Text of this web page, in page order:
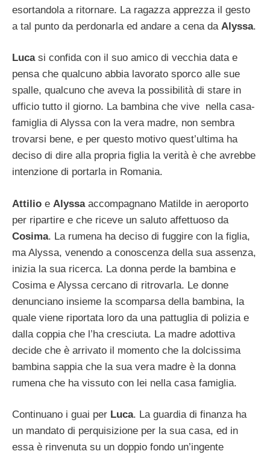
esortandola a ritornare. La ragazza apprezza il gesto
a tal punto da perdonarla ed andare a cena da Alyssa.
Lucasi confida con il suo amico di vecchia data e
pensa che qualcuno abbia lavorato sporco alle sue
spalle, qualcuno che aveva la possibilità di stare in
ufficio tutto il giorno. La bambina che vive nella casa-
famiglia di Alyssa con la vera madre, non sembra
trovarsi bene, e per questo motivo quest’ultima ha
deciso di dire alla propria figlia la verità è che avrebbe
intenzione di portarla in Romania.
Attilio e Alyssa accompagnano Matilde in aeroporto
per ripartire e che riceve un saluto affettuoso da
Cosima. La rumena ha deciso di fuggire con la figlia,
ma Alyssa, venendo a conoscenza della sua assenza,
inizia la sua ricerca. La donna perde la bambina e
Cosima e Alyssa cercano di ritrovarla. Le donne
denunciano insieme la scomparsa della bambina, la
quale viene riportata loro da una pattuglia di polizia e
dalla coppia che l’ha cresciuta. La madre adottiva
decide che è arrivato il momento che la dolcissima
bambina sappia che la sua vera madre è la donna
rumena che ha vissuto con lei nella casa famiglia.
Continuano i guai per Luca. La guardia di finanza ha
un mandato di perquisizione per la sua casa, ed in
essa è rinvenuta su un doppio fondo un’ingente